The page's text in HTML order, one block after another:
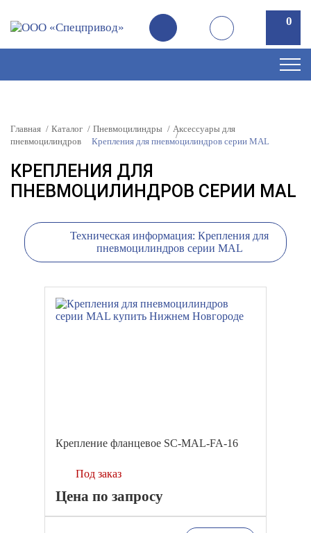
0
0
Главная Каталог Пневмоцилиндры
Аксессуары для
пневмоцилиндров
Крепления для пневмоцилиндров серии MAL
КРЕПЛЕНИЯ ДЛЯ
ПНЕВМОЦИЛИНДРОВ СЕРИИ MAL
Техническая информация: Крепления для
пневмоцилиндров серии MAL
Крепление фланцевое SC-MAL-FA-16
Под заказ
Цена по запросу